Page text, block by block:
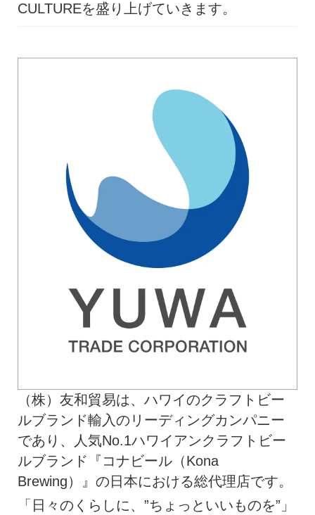
CULTUREを盛り上げていきます。
（株）友和貿易は、ハワイのクラフトビー
ルブランド輸入のリーディングカンパニー
であり、人気No.1ハワイアンクラフトビー
ルブランド『コナビール（Kona
Brewing）』の日本における総代理店です。
「日々のくらしに、”ちょっといいものを”」